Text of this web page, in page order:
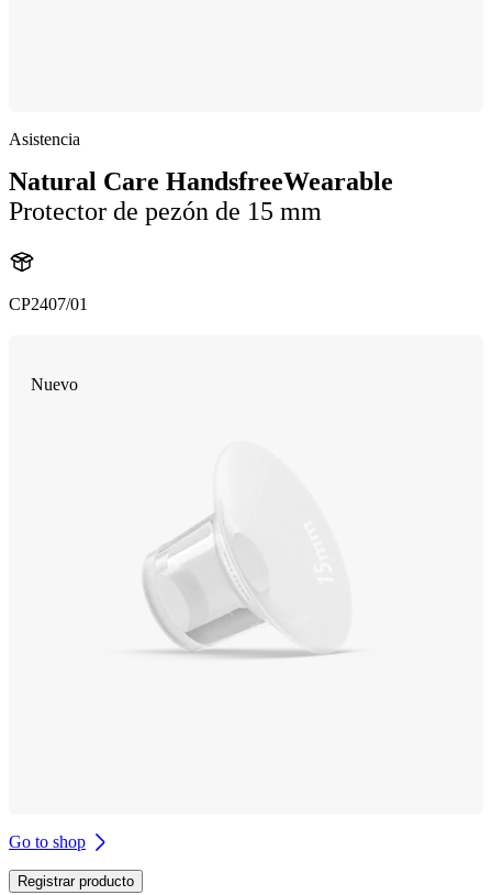
Asistencia
Natural Care HandsfreeWearable
Protector de pezón de 15 mm
CP2407/01
Nuevo
Go to shop
Registrar producto